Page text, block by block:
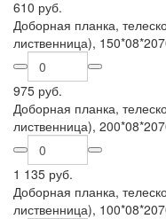
610 руб.
Доборная планка,
лиственница),
975 руб.
Доборная планка,
лиственница),
1 135 руб.
Доборная планка,
лиственница),